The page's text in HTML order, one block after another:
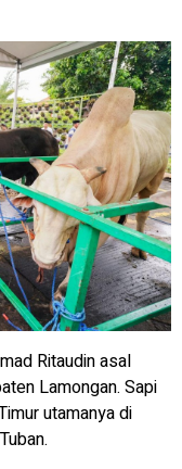
Ritaudin asal
Lamongan. Sapi
utamanya di